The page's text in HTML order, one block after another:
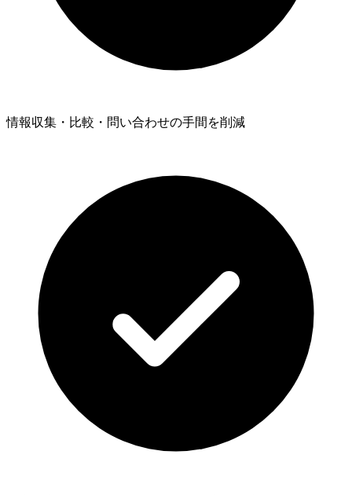
情報収集・比較・問い合わせの手間を削減